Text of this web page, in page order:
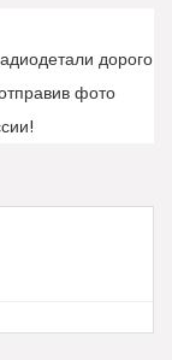
дорого
фото